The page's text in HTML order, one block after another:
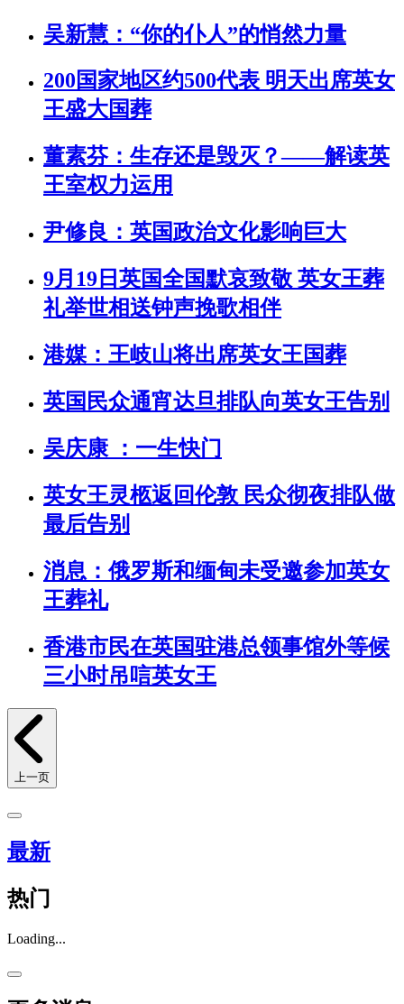
吴新慧：“你的仆人”的悄然力量
200国家地区约500代表 明天出席英女
王盛大国葬
董素芬：生存还是毁灭？——解读英
王室权力运用
尹修良：英国政治文化影响巨大
9月19日英国全国默哀致敬 英女王葬
礼举世相送钟声挽歌相伴
港媒：王岐山将出席英女王国葬
英国民众通宵达旦排队向英女王告别
吴庆康 ：一生快门
英女王灵柩返回伦敦 民众彻夜排队做
最后告别
消息：俄罗斯和缅甸未受邀参加英女
王葬礼
香港市民在英国驻港总领事馆外等候
三小时吊唁英女王
上一页
最新
热门
Loading...